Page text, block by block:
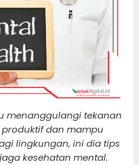
menanggulangi tekanan
dan mampu
lingkungan, ini dia tips
kesehatan mental.